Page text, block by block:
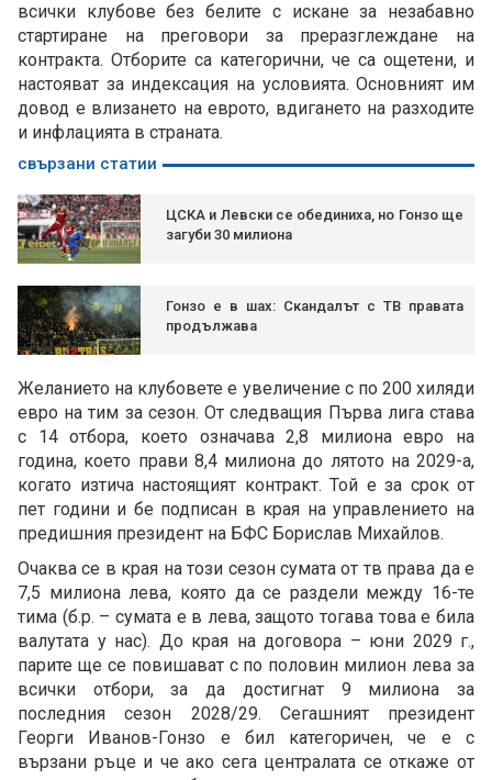
всички клубове без белите с искане за незабавно
стартиране на преговори за преразглеждане на
контракта. Отборите са категорични, че са ощетени, и
настояват за индексация на условията. Основният им
довод е влизането на еврото, вдигането на разходите
и инфлацията в страната.
свързани статии
ЦСКА и Левски се обединиха, но Гонзо ще
загуби 30 милиона
Гонзо е в шах: Скандалът с ТВ правата
продължава
Желанието на клубовете е увеличение с по 200 хиляди
евро на тим за сезон. От следващия Първа лига става
с 14 отбора, което означава 2,8 милиона евро на
година, което прави 8,4 милиона до лятото на 2029-а,
когато изтича настоящият контракт. Той е за срок от
пет години и бе подписан в края на управлението на
предишния президент на БФС Борислав Михайлов.
Очаква се в края на този сезон сумата от тв права да е
7,5 милиона лева, която да се раздели между 16-те
тима (б.р. – сумата е в лева, защото тогава това е била
валутата у нас). До края на договора – юни 2029 г.,
парите ще се повишават с по половин милион лева за
всички отбори, за да достигнат 9 милиона за
последния сезон 2028/29. Сегашният президент
Георги Иванов-Гонзо е бил категоричен, че е с
вързани ръце и че ако сега централата се откаже от